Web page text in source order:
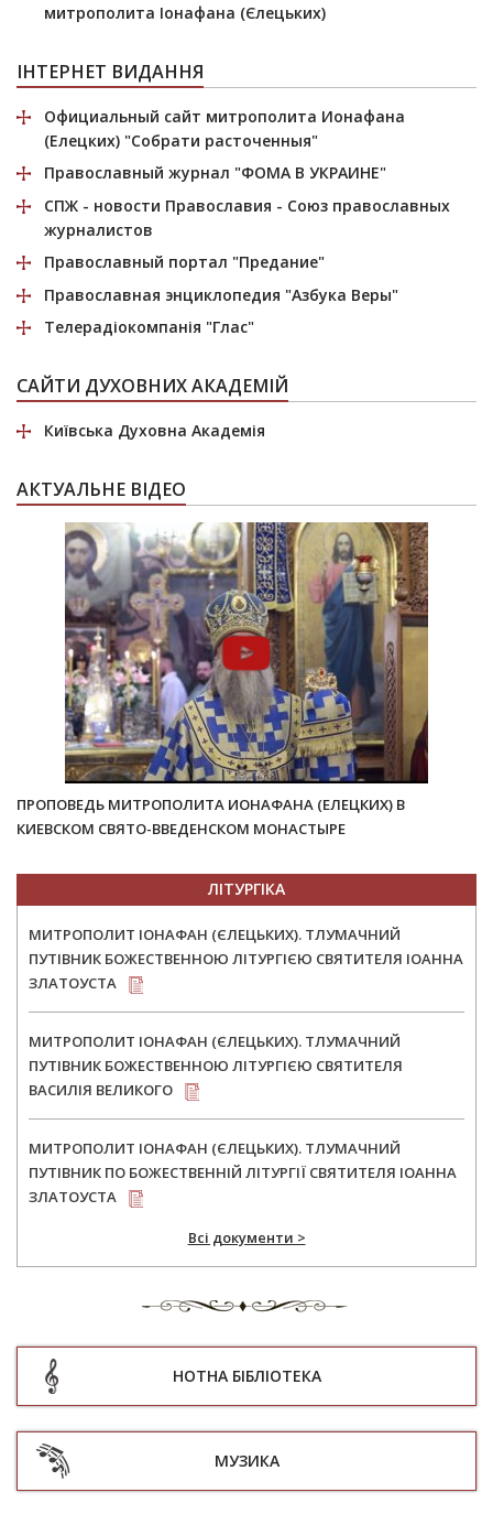
митрополита Іонафана (Єлецьких)
ІНТЕРНЕТ ВИДАННЯ
Официальный сайт митрополита Ионафана
(Елецких) "Собрати расточенныя"
Православный журнал "ФОМА В УКРАИНЕ"
СПЖ - новости Православия - Союз православных
журналистов
Православный портал "Предание"
Православная энциклопедия "Азбука Веры"
Телерадіокомпанія "Глас"
САЙТИ ДУХОВНИХ АКАДЕМІЙ
Київська Духовна Академія
АКТУАЛЬНЕ ВІДЕО
ПРОПОВЕДЬ МИТРОПОЛИТА ИОНАФАНА (ЕЛЕЦКИХ) В
КИЕВСКОМ СВЯТО-ВВЕДЕНСКОМ МОНАСТЫРЕ
ЛІТУРГІКА
МИТРОПОЛИТ ІОНАФАН (ЄЛЕЦЬКИХ). ТЛУМАЧНИЙ
ПУТІВНИК БОЖЕСТВЕННОЮ ЛІТУРГІЄЮ СВЯТИТЕЛЯ ІОАННА
ЗЛАТОУСТА
МИТРОПОЛИТ ІОНАФАН (ЄЛЕЦЬКИХ). ТЛУМАЧНИЙ
ПУТІВНИК БОЖЕСТВЕННОЮ ЛІТУРГІЄЮ СВЯТИТЕЛЯ
ВАСИЛІЯ ВЕЛИКОГО
МИТРОПОЛИТ ІОНАФАН (ЄЛЕЦЬКИХ). ТЛУМАЧНИЙ
ПУТІВНИК ПО БОЖЕСТВЕННІЙ ЛІТУРГІЇ СВЯТИТЕЛЯ ІОАННА
ЗЛАТОУСТА
Всі документи >
НОТНА БІБЛІОТЕКА
МУЗИКА